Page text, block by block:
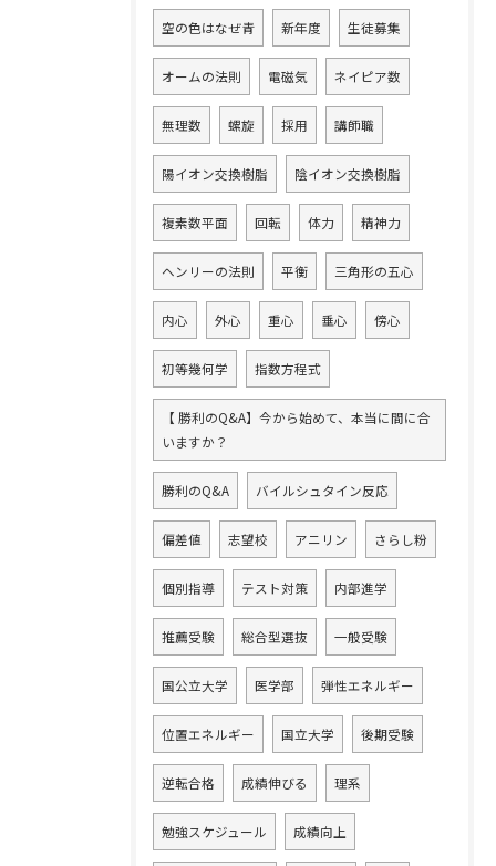
空の色はなぜ青 新年度 生徒募集
オームの法則 電磁気 ネイピア数
無理数 螺旋 採用 講師職
陽イオン交換樹脂 陰イオン交換樹脂
複素数平面 回転 体力 精神力
ヘンリーの法則 平衡 三角形の五心
内心 外心 重心 垂心 傍心
初等幾何学 指数方程式
【 勝利のQ&A】今から始めて、本当に間に合
いますか？
勝利のQ&A バイルシュタイン反応
偏差値 志望校 アニリン さらし粉
個別指導 テスト対策 内部進学
推薦受験 総合型選抜 一般受験
国公立大学 医学部 弾性エネルギー
位置エネルギー 国立大学 後期受験
逆転合格 成績伸びる 理系
勉強スケジュール 成績向上